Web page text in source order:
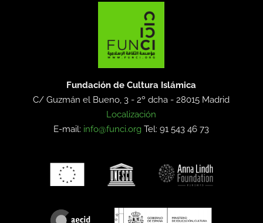
Fundación de Cultura Islámica
C/ Guzmán el Bueno, 3 - 2º dcha -28015 Madrid
Localización
E-mail: info@funci.org Tel: 91 543 46 73